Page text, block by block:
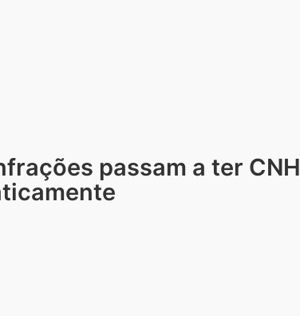
passam a ter CNH